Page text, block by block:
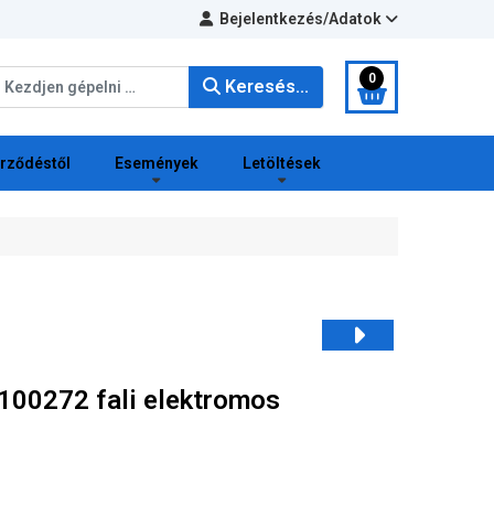
Bejelentkezés/Adatok
Keresés... 0
Események Letöltések
fali elektromos